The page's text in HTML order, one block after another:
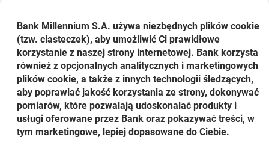
Na tym etapie otrzymasz od nas informacje o
wysokości proponowanego wynagrodzenia,
dodatkowych składnikach finansowych i
niefinansowych oraz odpowiednich
postanowieniach regulaminu wynagradzania i
premiowania. Jeśli zaakceptujesz
zaproponowane warunki, rozpoczniemy proces
przygotowujący Cię do wdrożenia. Udostępnimy
Ci również aplikację onboardingową. Dzięki niej -
jeszcze przed rozpoczęciem pracy – zapoznasz
Bank Millennium S.A. używa niezbędnych plików cookie
(tzw. ciasteczek), aby umożliwić Ci prawidłowe
korzystanie z naszej strony internetowej. Bank korzysta
również z opcjonalnych analitycznych i marketingowych
plików cookie, a także z innych technologii śledzących,
aby poprawiać jakość korzystania ze strony, dokonywać
pomiarów, które pozwalają udoskonalać produkty i
usługi oferowane przez Bank oraz pokazywać treści, w
tym marketingowe, lepiej dopasowane do Ciebie.